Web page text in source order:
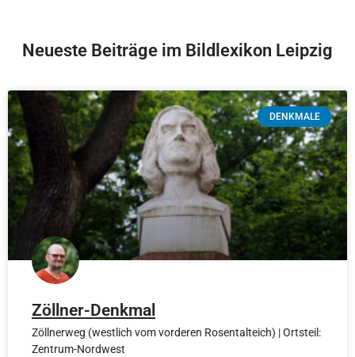
Neueste Beiträge im Bildlexikon Leipzig
DENKMALE
Zöllner-Denkmal
Zöllnerweg (westlich vom vorderen Rosentalteich) | Ortsteil:
Zentrum-Nordwest